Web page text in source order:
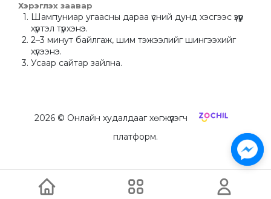
Хэрэглэх заавар
Шампуниар угаасны дараа үсний дунд хэсгээс үзүүр
хүртэл түрхэнэ.
2–3 минут байлгаж, шим тэжээлийг шингээхийг
хүлээнэ.
Усаар сайтар зайлна.
2026© Онлайн худалдааг хөгжүүлэгч
платформ.